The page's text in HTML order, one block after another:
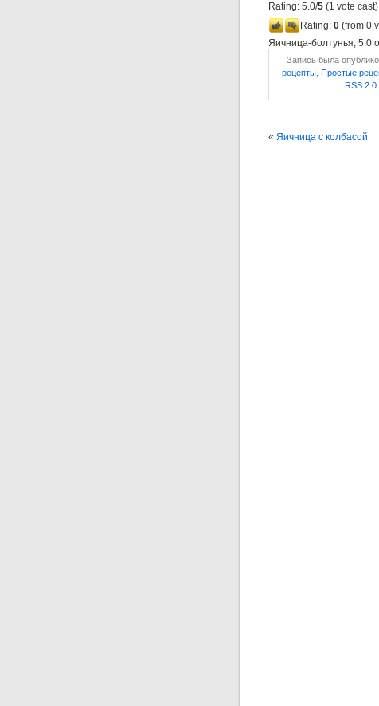
Rating: 5.0/5 (1 vote cast)
Rating: 0 (from 0
Яичница-болтунья, 5.0
Запись была
рецепты Простые
RSS 2.0
« Яичница с колбасой